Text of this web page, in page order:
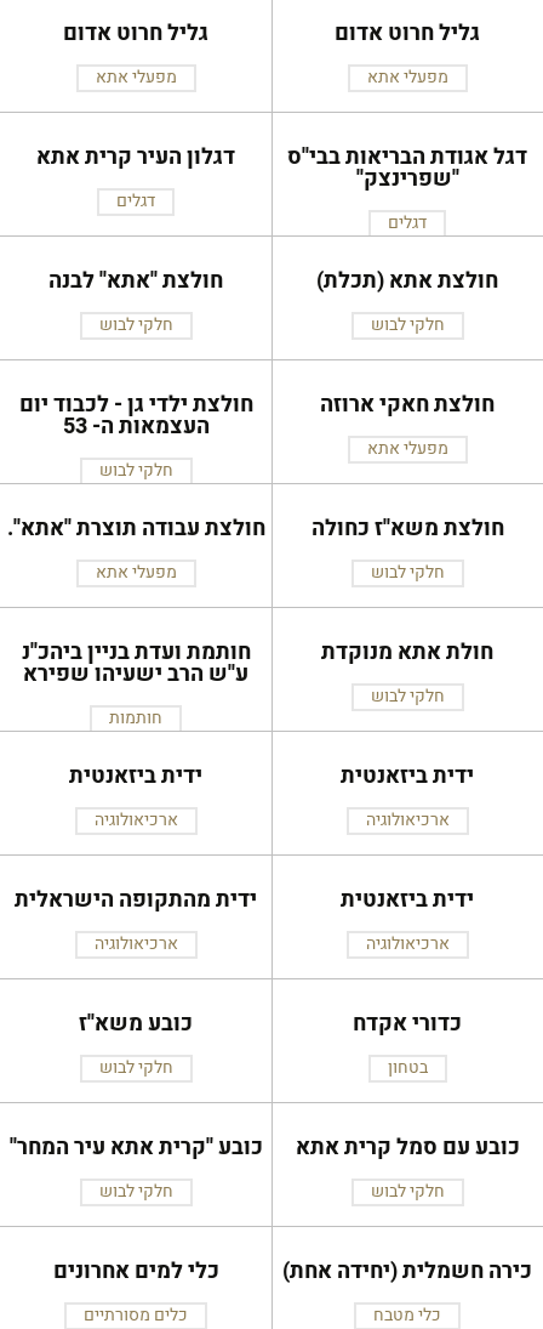
גליל חרוט אדום
מפעלי אתא
גליל חרוט אדום
מפעלי אתא
דגל אגודת הבריאות בבי''ס
''שפרינצק''
דגלים
דגלון העיר קרית אתא
דגלים
חולצת אתא (תכלת)
חלקי לבוש
חולצת ''אתא'' לבנה
חלקי לבוש
חולצת חאקי ארוזה
מפעלי אתא
חולצת ילדי גן - לכבוד יום
העצמאות ה- 53
חלקי לבוש
חולצת משא''ז כחולה
חלקי לבוש
חולצת עבודה תוצרת ''אתא''.
מפעלי אתא
חולת אתא מנוקדת
חלקי לבוש
חותמת ועדת בניין ביהכ''נ
ע''ש הרב ישעיהו שפירא
חותמות
ידית ביזאנטית
ארכיאולוגיה
ידית ביזאנטית
ארכיאולוגיה
ידית ביזאנטית
ארכיאולוגיה
ידית מהתקופה הישראלית
ארכיאולוגיה
כדורי אקדח
בטחון
כובע משא''ז
חלקי לבוש
כובע עם סמל קרית אתא
חלקי לבוש
כובע ''קרית אתא עיר המחר''
חלקי לבוש
כירה חשמלית (יחידה אחת)
כלי מטבח
כלי למים אחרונים
כלים מסורתיים